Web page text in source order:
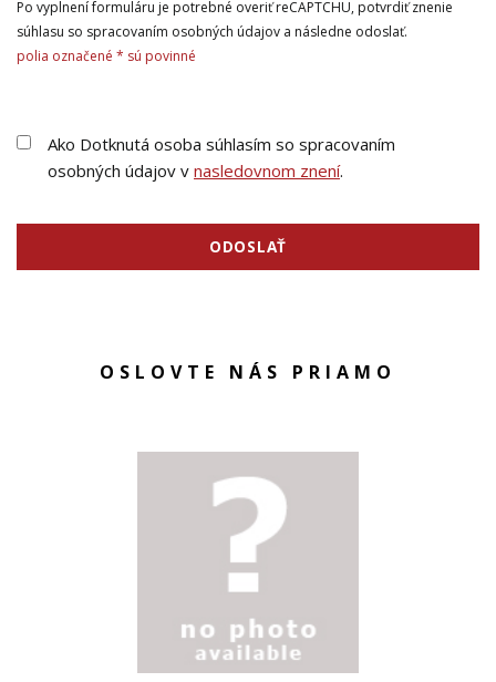
Po vyplnení formuláru je potrebné overiť reCAPTCHU, potvrdiť znenie
súhlasu so spracovaním osobných údajov a následne odoslať.
polia označené * sú povinné
Ako Dotknutá osoba súhlasím so spracovaním
osobných údajov v nasledovnom znení.
ODOSLAŤ
OSLOVTE NÁS PRIAMO